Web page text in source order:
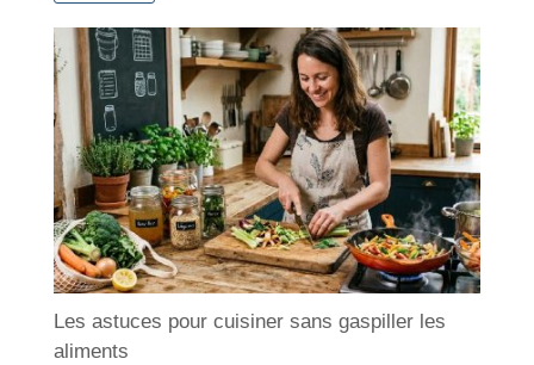
Les astuces pour cuisiner sans gaspiller les
aliments